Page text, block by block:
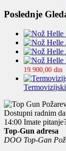
Poslednje
19.900,00 din
Dostupni radnim
14:00 Imate
Top-Gun adresa
DOO Top-Gan